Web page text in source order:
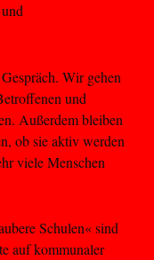
Wir gehen
und
Außerdem bleiben
ob sie aktiv werden
viele Menschen
Schulen« sind
auf kommunaler